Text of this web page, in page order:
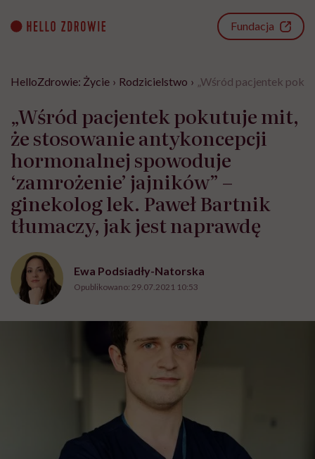
content
Fundacja
HelloZdrowie: Życie › Rodzicielstwo › „Wśród pacjentek
„Wśród pacjentek pokutuje mit,
że stosowanie antykoncepcji
hormonalnej spowoduje
‘zamrożenie’ jajników” –
ginekolog lek. Paweł Bartnik
tłumaczy, jak jest naprawdę
Ewa Podsiadły-Natorska
Opublikowano: 29.07.2021 10:53